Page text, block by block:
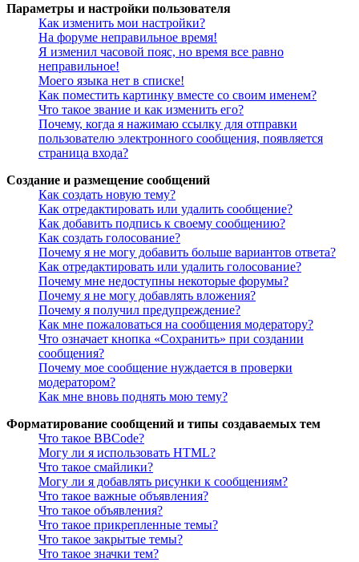
Параметры и настройки пользователя
Как изменить мои настройки?
На форуме неправильное время!
Я изменил часовой пояс, но время все равно
неправильное!
Моего языка нет в списке!
Как поместить картинку вместе со своим именем?
Что такое звание и как изменить его?
Почему, когда я нажимаю ссылку для отправки
пользователю электронного сообщения, появляется
страница входа?
Создание и размещение сообщений
Как создать новую тему?
Как отредактировать или удалить сообщение?
Как добавить подпись к своему сообщению?
Как создать голосование?
Почему я не могу добавить больше вариантов ответа?
Как отредактировать или удалить голосование?
Почему мне недоступны некоторые форумы?
Почему я не могу добавлять вложения?
Почему я получил предупреждение?
Как мне пожаловаться на сообщения модератору?
Что означает кнопка «Сохранить» при создании
сообщения?
Почему мое сообщение нуждается в проверки
модератором?
Как мне вновь поднять мою тему?
Форматирование сообщений и типы создаваемых тем
Что такое BBCode?
Могу ли я использовать HTML?
Что такое смайлики?
Могу ли я добавлять рисунки к сообщениям?
Что такое важные объявления?
Что такое объявления?
Что такое прикрепленные темы?
Что такое закрытые темы?
Что такое значки тем?